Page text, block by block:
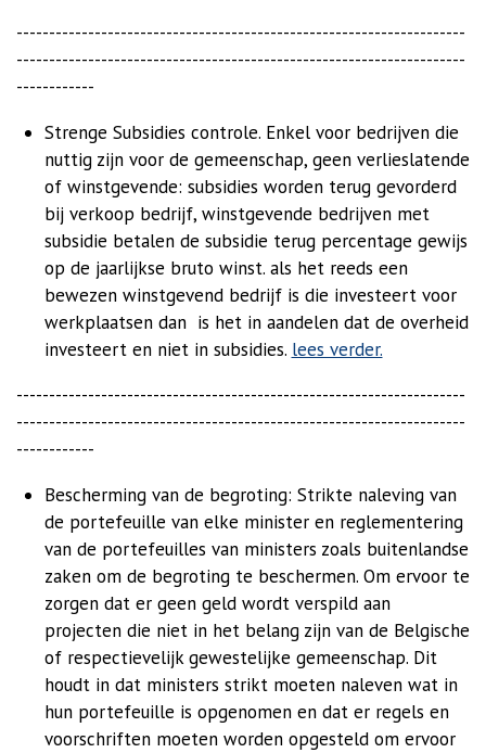
---------------------------------------------------------------------
---------------------------------------------------------------------
------------
Strenge Subsidies controle. Enkel voor bedrijven die
nuttig zijn voor de gemeenschap, geen verlieslatende
of winstgevende: subsidies worden terug gevorderd
bij verkoop bedrijf, winstgevende bedrijven met
subsidie betalen de subsidie terug percentage gewijs
op de jaarlijkse bruto winst.als het reeds een
bewezen winstgevend bedrijf is die investeert voor
werkplaatsen dan is het in aandelen dat de overheid
investeert en niet in subsidies. lees verder.
---------------------------------------------------------------------
---------------------------------------------------------------------
------------
Bescherming van de begroting: Strikte naleving van
de portefeuille van elke minister en reglementering
van de portefeuilles van ministers zoals buitenlandse
zaken om de begroting te beschermen. Om ervoor te
zorgen dat er geen geld wordt verspild aan
projecten die niet in het belang zijn van de Belgische
of respectievelijk gewestelijke gemeenschap.Dit
houdt in dat ministers strikt moeten naleven wat in
hun portefeuille is opgenomen en dat er regels en
voorschriften moeten worden opgesteld om ervoor